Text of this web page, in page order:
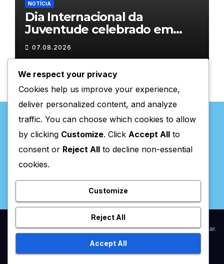
NOTÍCIA
Dia Internacional da
Juventude celebrado em
Chaves com atividades
gratuitas
07.08.2026
Valpaços Online
Proudly powered by WordPress|Theme:NewsupbyThemeansar.
HomeAnunciar / AssinaturasEstatuto EditorialFicha Técnica
We respect your privacy
Cookies help us improve your experience,
deliver personalized content, and analyze
traffic. You can choose which cookies to allow
by clicking Customize. Click Accept All to
consent or Reject All to decline non-essential
cookies.
Customize
Reject All
Accept All